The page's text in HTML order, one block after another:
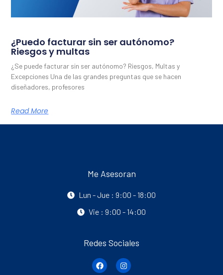
¿Puedo facturar sin ser autónomo?
Riesgos y multas
¿Se puede facturar sin ser autónomo? Riesgos, Multas y
Excepciones Una de las grandes preguntas que se hacen
diseñadores, profesores
Read More
Me Asesoran
Lun - Jue : 9:00 - 18:00
Vie : 9:00 - 14:00
Redes Sociales